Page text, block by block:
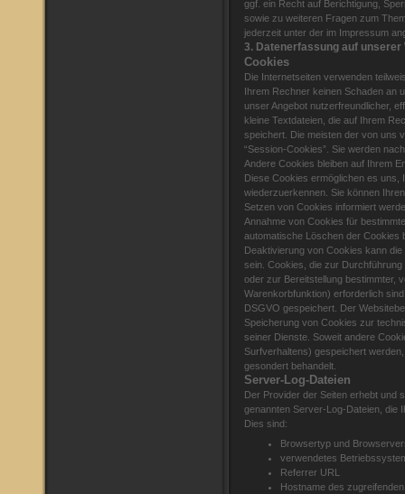
ggf. ein Recht auf Berichtigung,
sowie zu weiteren Fragen zum
jederzeit unter der im Impressum
3. Datenerfassung auf unserer
Cookies
Die Internetseiten verwenden
Ihrem Rechner keinen Schaden an
unser Angebot nutzerfreundlicher,
kleine Textdateien, die auf Ihrem
speichert. Die meisten der von uns
“Session-Cookies”. Sie werden
Andere Cookies bleiben auf Ihrem
Diese Cookies ermöglichen es
wiederzuerkennen. Sie können
Setzen von Cookies informiert
Annahme von Cookies für
automatische Löschen der Cookies
Deaktivierung von Cookies kann
sein. Cookies, die zur
oder zur Bereitstellung bestimmter,
Warenkorbfunktion) erforderlich
DSGVO gespeichert. Der
Speicherung von Cookies zur
seiner Dienste. Soweit andere
Surfverhaltens) gespeichert
gesondert behandelt.
Server-Log-Dateien
Der Provider der Seiten erhebt und
genannten Server-Log-Dateien, die
Dies sind:
Browsertyp und
verwendetes
Referrer URL
Hostname des